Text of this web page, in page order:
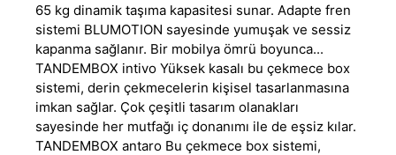
65 kg dinamik taşıma kapasitesi sunar. Adapte fren
sistemi BLUMOTION sayesinde yumuşak ve sessiz
kapanma sağlanır. Bir mobilya ömrü boyunca...
TANDEMBOX intivo Yüksek kasalı bu çekmece box
sistemi, derin çekmecelerin kişisel tasarlanmasına
imkan sağlar. Çok çeşitli tasarım olanakları
sayesinde her mutfağı iç donanımı ile de eşsiz kılar.
TANDEMBOX antaro Bu çekmece box sistemi,